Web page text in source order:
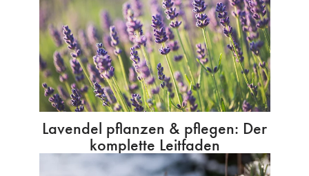
Lavendel pflanzen & pflegen: Der
komplette Leitfaden